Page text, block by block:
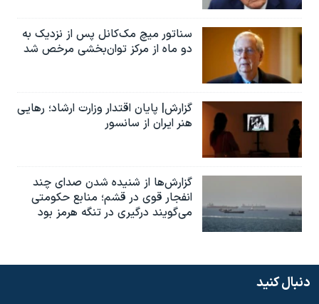
سناتور میچ مک‌کانل پس از نزدیک به
دو ماه از مرکز توان‌بخشی مرخص شد
گزارش| پایان اقتدار وزارت ارشاد؛ رهایی
هنر ایران از سانسور
گزارش‌ها از شنیده شدن صدای چند
انفجار قوی در قشم؛ منابع حکومتی
می‌گویند درگیری در تنگه هرمز بود
دنبال کنید